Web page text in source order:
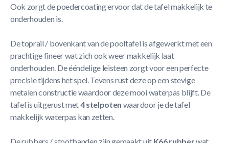
Ook zorgt de poedercoating ervoor dat de tafel makkelijk te
onderhouden is.
De toprail / bovenkant van de pooltafel is afgewerkt met een
prachtige fineer wat zich ook weer makkelijk laat
onderhouden. De ééndelige leisteen zorgt voor een perfecte
precisie tijdens het spel. Tevens rust deze op een stevige
metalen constructie waardoor deze mooi waterpas blijft. De
tafel is uitgerust met4 stelpoten waardoor je de tafel
makkelijk waterpas kan zetten.